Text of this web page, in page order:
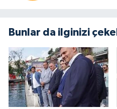
Bunlar da ilginizi